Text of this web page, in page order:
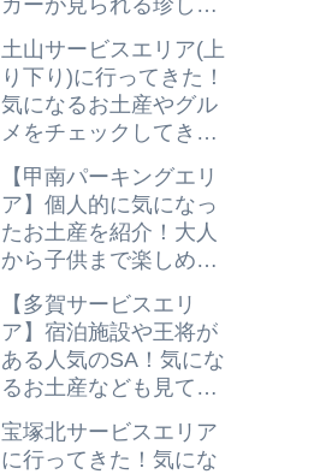
カーが見られる珍しい
パーキングエリア
土山サービスエリア(上
り下り)に行ってきた！
気になるお土産やグル
メをチェックしてきた
よ
【甲南パーキングエリ
ア】個人的に気になっ
たお土産を紹介！大人
から子供まで楽しめる
忍者の絵が描かれたPA
！
【多賀サービスエリ
ア】宿泊施設や王将が
ある人気のSA！気にな
るお土産なども見てき
たよ！
宝塚北サービスエリア
に行ってきた！気にな